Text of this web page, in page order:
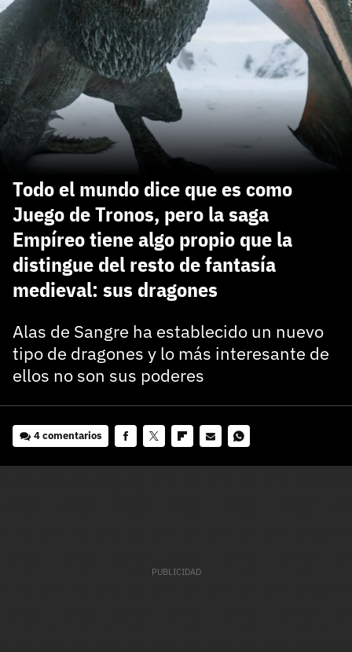
Todo el mundo dice que es como
Juego de Tronos, pero la saga
Empíreo tiene algo propio que la
distingue del resto de fantasía
medieval: sus dragones
Alas de Sangre ha establecido un nuevo
tipo de dragones y lo más interesante de
ellos no son sus poderes
4 comentarios
¿Todavía no tienes cuenta?
Regístrate gratis
El inicio de sesión con Facebook ya no está
disponible, pero puedes seguir usando tu cuenta
de 3DJuegos:
Recupera tu acceso con Facebook
carácter inicial), pero no mayúsculas, espacios, tildes
o caracteres especiales.
He leído y acepto la
politica de privacidad y
de participación
Registrarse en 3DJuegos
¿Ya tienes cuenta?
Entra en 3DJuegos